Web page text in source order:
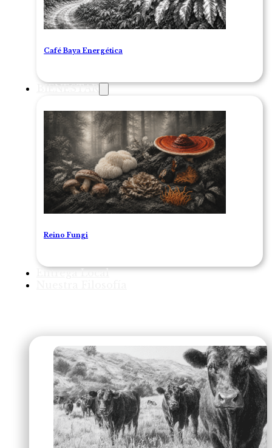
Café Baya Energética
BIENESTAR
Reino Fungi
Entrega Local